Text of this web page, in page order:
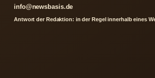
info@newsbasis.de
Antwort der Redaktion: in der Regel innerhalb eines